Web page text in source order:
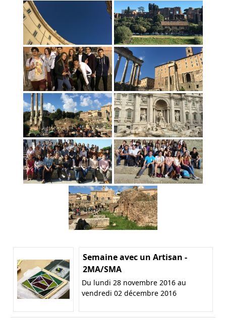
Semaine avec un Artisan -
2MA/SMA
Du lundi 28 novembre 2016 au
vendredi 02 décembre 2016